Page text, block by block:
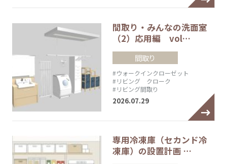
間取り・みんなの洗面室
（2）応用編 vol…
間取り
#ウォークインクローゼット
#リビング クローク
#リビング間取り
2026.07.29
専用冷凍庫（セカンド冷
凍庫）の設置計画 …